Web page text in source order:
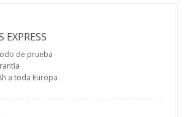
EXPRESS
de prueba
a toda Europa